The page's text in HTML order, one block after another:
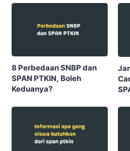
8 Perbedaan SNBP dan
SPAN PTKIN, Boleh
Keduanya?